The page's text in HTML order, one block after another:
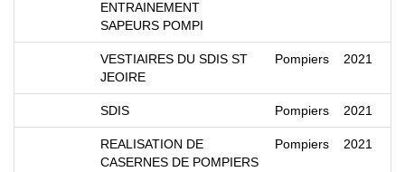
ENTRAINEMENT
SAPEURS POMPI
VESTIAIRES DU SDIS ST
JEOIRE
Pompiers 2021
SDIS Pompiers 2021
REALISATION DE
CASERNES DE POMPIERS
Pompiers 2021